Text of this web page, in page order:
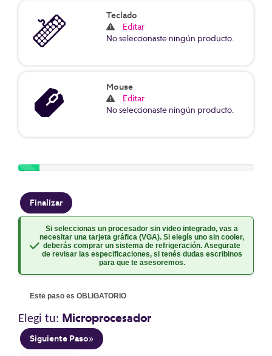
Teclado
Editar
No seleccionaste ningún producto.
Mouse
Editar
No seleccionaste ningún producto.
Si seleccionas un procesador sin video integrado, vas a
necesitar una tarjeta gráfica (VGA). Si elegís uno sin cooler,
deberás comprar un sistema de refrigeración. Asegurate
de revisar las especificaciones, si tenés dudas escribinos
para que te asesoremos.
Este paso es OBLIGATORIO
Elegi tu: Microprocesador